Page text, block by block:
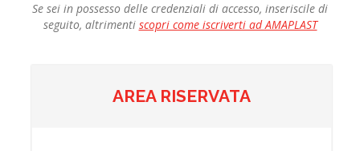
Se sei in possesso delle credenziali di accesso, inseriscile di
seguito, altrimenti scopri come iscriverti ad AMAPLAST
AREA RISERVATA